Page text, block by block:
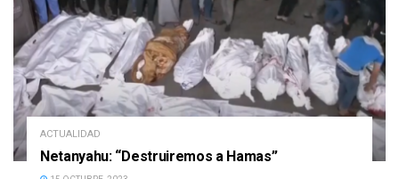
ACTUALIDAD
Netanyahu: “Destruiremos a Hamas”